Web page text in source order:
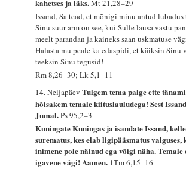
kahetses ja läks.Mt 21,28–29
Issand, Sa tead, et mõnigi minu antud
Sinu suur arm on see, kui Sulle lausa vastu
meelt parandan ja kaineks saan uskmatuse
Halasta mu peale ka edaspidi, et käiksin Sinu
teeksin Sinu tegusid!
Rm 8,26–30; Lk 5,1–11
14. NeljapäevTulgem tema palge ette
hõisakem temale kiituslauludega! Sest
Jumal.Ps 95,2–3
Kuningate Kuningas ja isandate Issand,
surematus, kes elab ligipääsmatus valguses,
inimene pole näinud ega võigi näha. Temale
igavene vägi! Aamen. 1Tm 6,15–16